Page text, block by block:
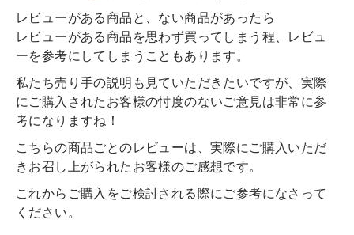
レビューがある商品と、ない商品があったら
レビューがある商品を思わず買ってしまう程、レビュ
ーを参考にしてしまうこともあります。
私たち売り手の説明も見ていただきたいですが、実際
にご購入されたお客様の忖度のないご意見は非常に参
考になりますね！
こちらの商品ごとのレビューは、実際にご購入いただ
きお召し上がられたお客様のご感想です。
これからご購入をご検討される際にご参考になさって
ください。